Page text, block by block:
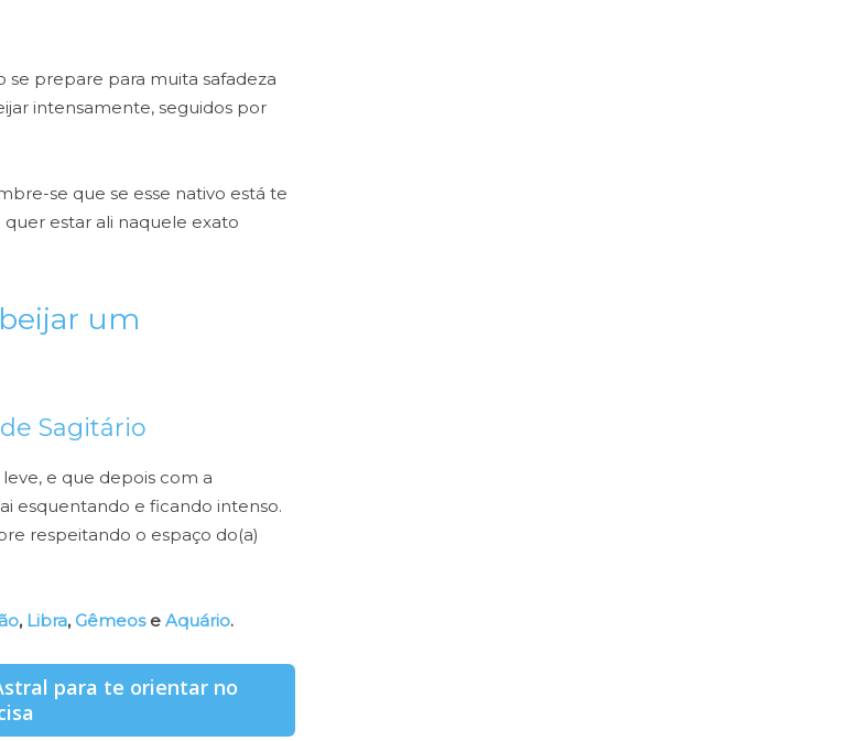
se prepare para muita safadeza
intensamente, seguidos por
se que se esse nativo está te
estar ali naquele exato
um
Sagitário
e que depois com a
esquentando e ficando intenso.
respeitando o espaço do(a)
, Libra, Gêmeose Aquário.
para te orientar no